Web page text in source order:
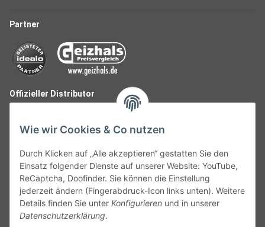
Partner
Offizieller Distributor
Wie wir Cookies & Co nutzen
Durch Klicken auf „Alle akzeptieren“ gestatten Sie den
Einsatz folgender Dienste auf unserer Website: YouTube,
ReCaptcha, Doofinder. Sie können die Einstellung
jederzeit ändern (Fingerabdruck-Icon links unten). Weitere
Details finden Sie unter Konfigurieren und in unserer
Datenschutzerklärung.